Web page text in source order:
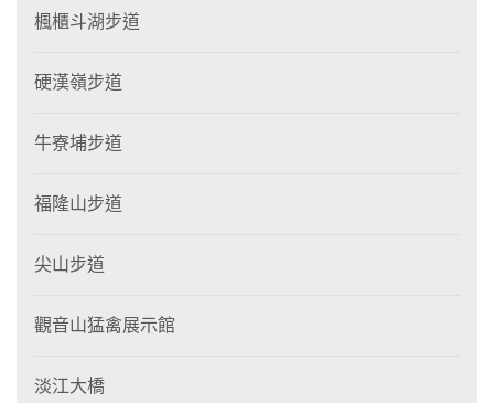
楓櫃斗湖步道
硬漢嶺步道
牛寮埔步道
福隆山步道
尖山步道
觀音山猛禽展示館
淡江大橋